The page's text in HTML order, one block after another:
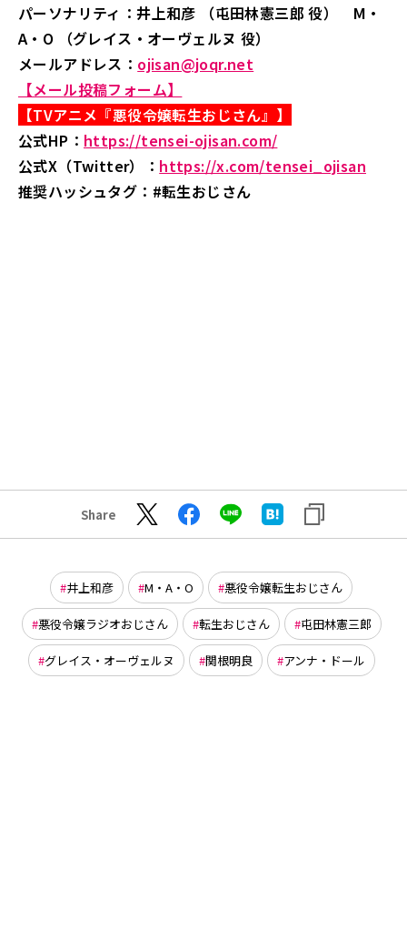
パーソナリティ：井上和彦 （屯田林憲三郎 役） M・
A・O （グレイス・オーヴェルヌ 役）
メールアドレス： ojisan@joqr.net
【メール投稿フォーム】
【TVアニメ『悪役令嬢転生おじさん』】
公式HP： https://tensei-ojisan.com/
公式X（Twitter）： https://x.com/tensei_ojisan
推奨ハッシュタグ： #転生おじさん
Share
井上和彦 M・A・O 悪役令嬢転生おじさん
悪役令嬢ラジオおじさん 転生おじさん 屯田林憲三郎
グレイス・オーヴェルヌ 関根明良 アンナ・ドール